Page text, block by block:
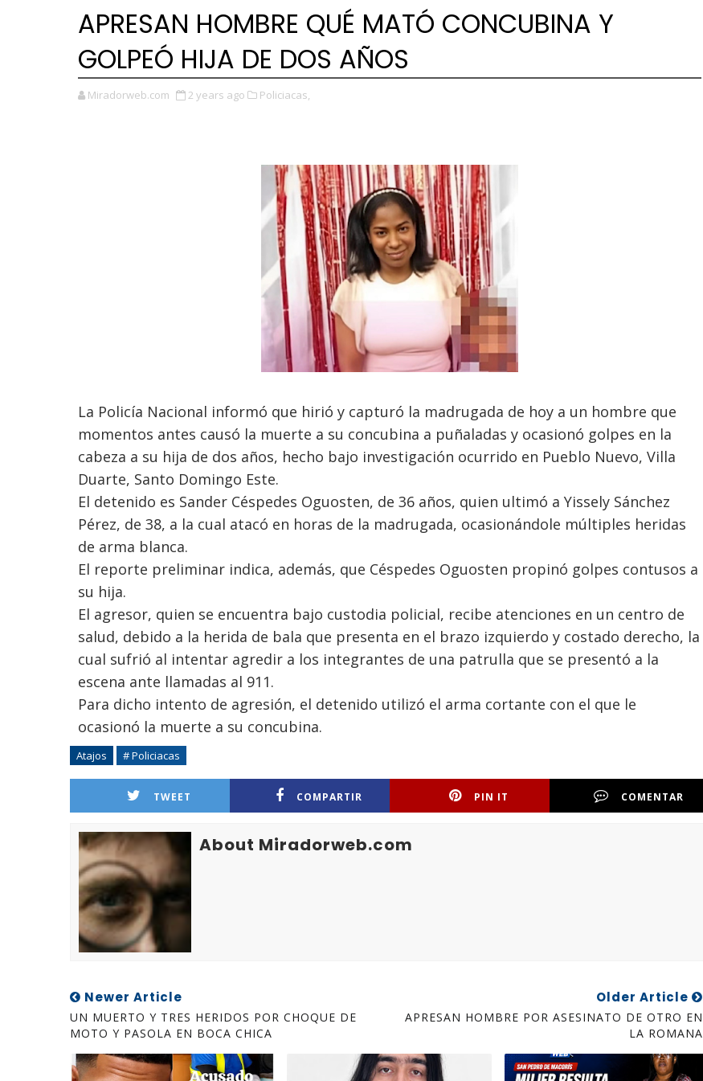
APRESAN HOMBRE QUÉ MATÓ CONCUBINA Y
GOLPEÓ HIJA DE DOS AÑOS
Miradorweb.com 2 years ago Policiacas,
La Policía Nacional informó que hirió y capturó la madrugada de hoy a un hombre que
momentos antes causó la muerte a su concubina a puñaladas y ocasionó golpes en la
cabeza a su hija de dos años, hecho bajo investigación ocurrido en Pueblo Nuevo, Villa
Duarte, Santo Domingo Este.
El detenido es Sander Céspedes Oguosten, de 36 años, quien ultimó a Yissely Sánchez
Pérez, de 38, a la cual atacó en horas de la madrugada, ocasionándole múltiples heridas
de arma blanca.
El reporte preliminar indica, además, que Céspedes Oguosten propinó golpes contusos a
su hija.
El agresor, quien se encuentra bajo custodia policial, recibe atenciones en un centro de
salud, debido a la herida de bala que presenta en el brazo izquierdo y costado derecho, la
cual sufrió al intentar agredir a los integrantes de una patrulla que se presentó a la
escena ante llamadas al 911.
Para dicho intento de agresión, el detenido utilizó el arma cortante con el que le
ocasionó la muerte a su concubina.
Atajos # Policiacas
TWEET COMPARTIR PIN IT COMENTAR
About Miradorweb.com
Newer Article
UN MUERTO Y TRES HERIDOS POR CHOQUE DE
MOTO Y PASOLA EN BOCA CHICA
Older Article
APRESAN HOMBRE POR ASESINATO DE OTRO EN
LA ROMANA